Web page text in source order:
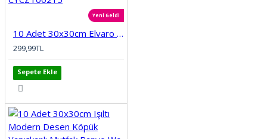
Yeni Geldi
10 Adet 30x30cm Elvaro Seramik Desen Köpük Yapışkanlı Mutfak Banyo Wc Duvar Paneli Kağıdı CYCZT00215
299,99TL
Sepete Ekle